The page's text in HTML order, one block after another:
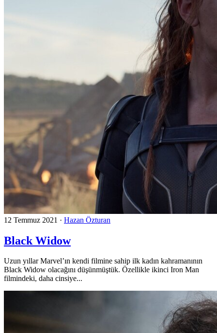
12 Temmuz 2021 · Hazan Özturan
Black Widow
Uzun yıllar Marvel’ın kendi filmine sahip ilk kadın kahramanının
Black Widow olacağını düşünmüştük. Özellikle ikinci Iron Man
filmindeki, daha cinsiye...